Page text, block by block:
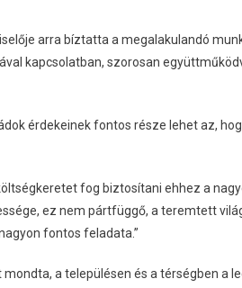
arra bíztatta a megalakulandó
kapcsolatban, szorosan
érdekeinek fontos része lehet az,
fog biztosítani ehhez a
ez nem pártfüggő, a teremtett
fontos feladata.”
a településen és a térségben a